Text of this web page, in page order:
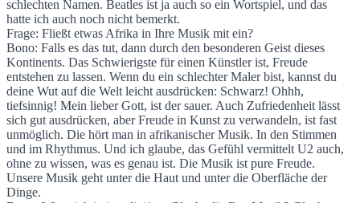
schlechten Namen. Beatles ist ja auch so ein Wortspiel, und das
hatte ich auch noch nicht bemerkt.
Frage: Fließt etwas Afrika in Ihre Musik mit ein?
Bono: Falls es das tut, dann durch den besonderen Geist dieses
Kontinents. Das Schwierigste für einen Künstler ist, Freude
entstehen zu lassen. Wenn du ein schlechter Maler bist, kannst du
deine Wut auf die Welt leicht ausdrücken: Schwarz! Ohhh,
tiefsinnig! Mein lieber Gott, ist der sauer. Auch Zufriedenheit lässt
sich gut ausdrücken, aber Freude in Kunst zu verwandeln, ist fast
unmöglich. Die hört man in afrikanischer Musik. In den Stimmen
und im Rhythmus. Und ich glaube, das Gefühl vermittelt U2 auch,
ohne zu wissen, was es genau ist. Die Musik ist pure Freude.
Unsere Musik geht unter die Haut und unter die Oberfläche der
Dinge.